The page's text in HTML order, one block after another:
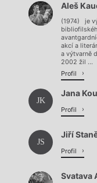
Aleš
(1974) je
akcí a
a výtvarně
2002 žil ...
Profil
JK
Jana
Profil
JS
Jiří
Profil
Svatava